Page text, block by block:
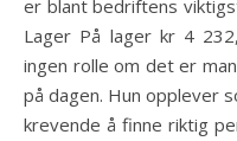
er blant bedriftens
Lager På lager kr 4
ingen rolle om det er
på dagen. Hun opplever
krevende å finne riktig